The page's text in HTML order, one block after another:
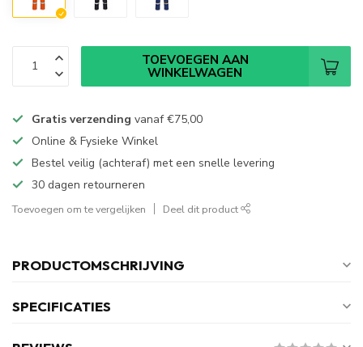
TOEVOEGEN AAN
WINKELWAGEN
Gratis verzending vanaf€75,00
Online & Fysieke Winkel
Bestel veilig (achteraf) met een snelle levering
30 dagen retourneren
Toevoegen om te vergelijken Deel dit product
PRODUCTOMSCHRIJVING
SPECIFICATIES